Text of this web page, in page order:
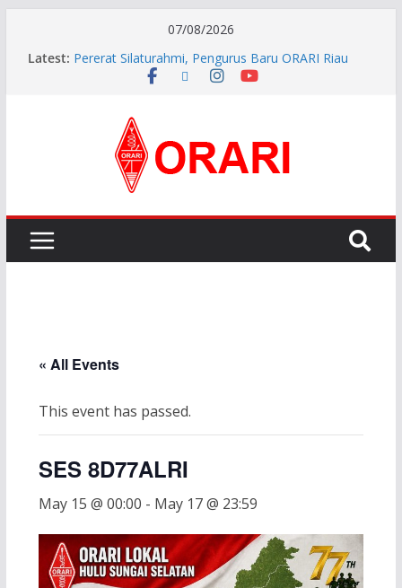
07/08/2026
Latest: Pererat Silaturahmi, Pengurus Baru ORARI Riau
Audiensi dan Siap Bersinergi dengan Diskominfotik
Preparatory Group for WRC-27 )
Aftiyedi Dalimunthe (YC5NNF) Resmi Pimpin ORARI
Lokal Bengkalis 2026–2029, Dikukuhkan Langsung
Ketua Orari Daerah Riau
Riau Beserta Jajaran Hadiri Muslok III Bengkalis
« All Events
This event has passed.
SES 8D77ALRI
May 15 @ 00:00 - May 17 @ 23:59